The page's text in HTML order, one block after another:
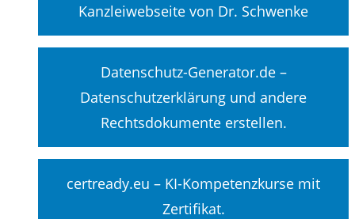
Kanzleiwebseite von Dr. Schwenke
Datenschutz-Generator.de –
Datenschutzerklärung und andere
Rechtsdokumente erstellen.
certready.eu – KI-Kompetenzkurse mit
Zertifikat.